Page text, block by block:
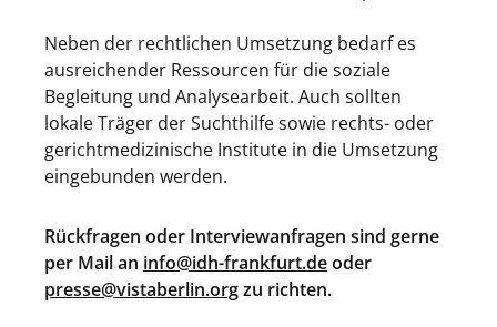
Neben der rechtlichen Umsetzung bedarf es
ausreichender Ressourcen für die soziale
Begleitung und Analysearbeit. Auch sollten
lokale Träger der Suchthilfe sowie rechts- oder
gerichtmedizinische Institute in die Umsetzung
eingebunden werden.
Rückfragen oder Interviewanfragen sind gerne
per Mail an info@idh-frankfurt.deoder
presse@vistaberlin.orgzu richten.